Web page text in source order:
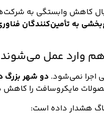
کاهش وابستگی به
به تأمین‌کنندگان
وارد عمل می‌شوند
اجرا نمی‌شود. دو شهر بزرگ
مایکروسافت را
هشدار داده است: